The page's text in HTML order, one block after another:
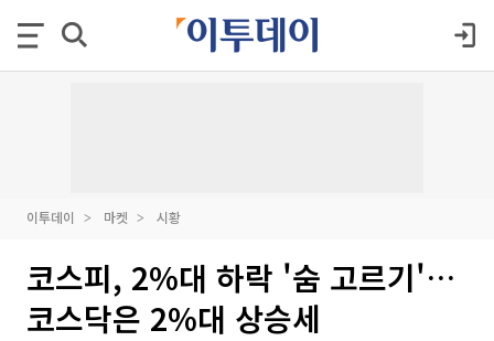
이투데이 마켓 시황
코스피, 2%대 하락 '숨 고르기'…
코스닥은 2%대 상승세